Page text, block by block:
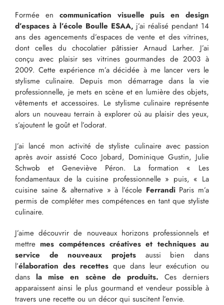
Formée en communication visuelle puis en design
d’espaces à l’école Boulle ESAA, j’ai réalisé pendant 14
ans des agencements d’espaces de vente et des vitrines,
dont celles du chocolatier pâtissier Arnaud Larher. J’ai
conçu avec plaisir ses vitrines gourmandes de 2003 à
2009. Cette expérience m’a décidée à me lancer vers le
stylisme culinaire. Depuis mon démarrage dans la vie
professionnelle, je mets en scène et en lumière des objets,
vêtements et accessoires. Le stylisme culinaire représente
alors un nouveau terrain à explorer où au plaisir des yeux,
s’ajoutent le goût et l’odorat.
J’ai lancé mon activité de styliste culinaire avec passion
après avoir assisté Coco Jobard, Dominique Gustin, Julie
Schwob et Geneviève Péron. La formation « Les
fondamentaux de la cuisine professionnelle » puis, « La
cuisine saine & alternative » à l’école Ferrandi Paris m’a
permis de compléter mes compétences en tant que styliste
culinaire.
J’aime découvrir de nouveaux horizons professionnels et
mettre mes compétences créatives et techniques au
service de nouveaux projets aussi bien dans
l’élaboration des recettes que dans leur exécution ou
dans la mise en scène de produits. Ces derniers
apparaissent ainsi le plus gourmand et vendeur possible à
travers une recette ou un décor qui suscitent l’envie.